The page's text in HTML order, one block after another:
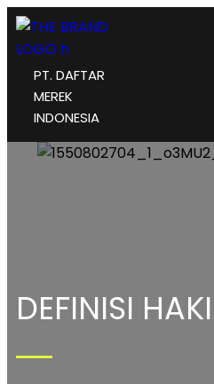
PT. DAFTAR
MEREK
INDONESIA
DEFINISI